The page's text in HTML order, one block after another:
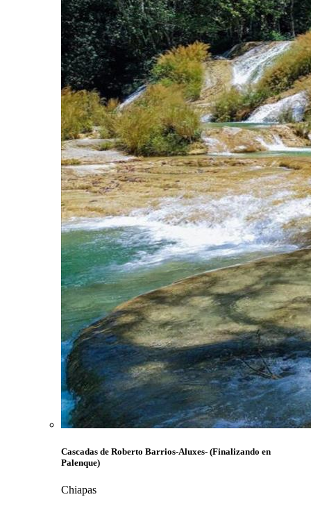
Cascadas de Roberto Barrios-Aluxes- (Finalizando en
Palenque)
Chiapas